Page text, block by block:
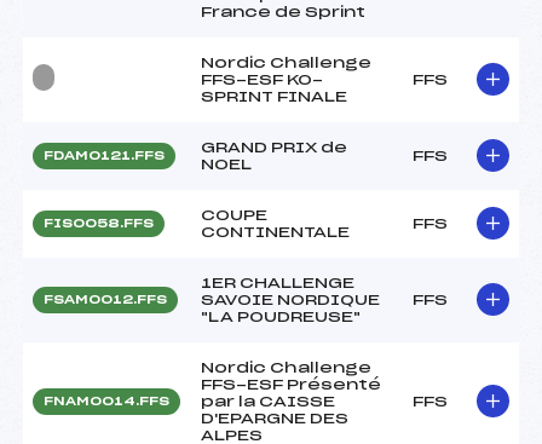
France de Sprint
Nordic Challenge
FFS-ESF KO-
SPRINT FINALE
FFS
FDAM0121.FFS
GRAND PRIX de
NOEL
FFS
FIS0058.FFS
COUPE
CONTINENTALE
FFS
FSAM0012.FFS
1ER CHALLENGE
SAVOIE NORDIQUE
"LA POUDREUSE"
FFS
FNAM0014.FFS
Nordic Challenge
FFS-ESF Présenté
par la CAISSE
D'EPARGNE DES
ALPES
FFS